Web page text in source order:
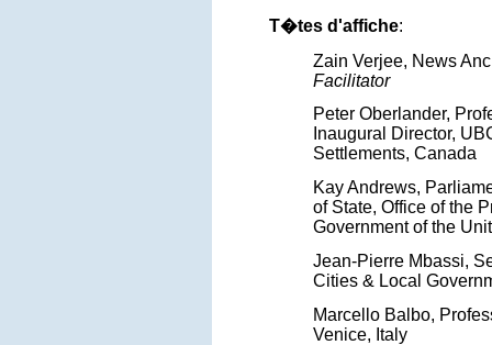
T�tes d'affiche:
Zain Verjee, News
Facilitator
Peter Oberlander,
Inaugural Director,
Settlements, Canada
Kay Andrews,
of State, Office of the
Government of the
Jean-Pierre Mbassi,
Cities & Local
Marcello Balbo,
Venice, Italy